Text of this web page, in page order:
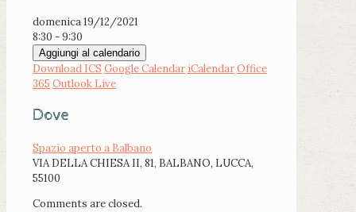
domenica 19/12/2021
8:30 - 9:30
Aggiungi al calendario
Download ICS Google Calendar iCalendarOffice
365 Outlook Live
Dove
Spazio aperto a Balbano
VIA DELLA CHIESA II, 81, BALBANO, LUCCA,
55100
Comments are closed.